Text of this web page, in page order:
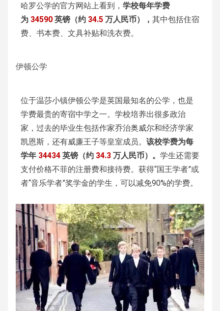
哈罗公学的官方网站上看到， 学校每年学费
为 34590 英镑（约 34.5 万人民币）， 其中包括住宿
费、书本费、文具补贴和洗衣费。
伊顿公学
位于温莎小镇伊顿公学是英国最知名的公学，也是
学费最贵的寄宿中学之一。学校培养出很多政治
家，过去的毕业生包括作家乔治奥威尔和经济学家
凯恩斯，还有威廉王子等皇室成员。 该校学费为每
学年 34434 英镑（约 34.3 万人民币）。 学生还需要
支付价格不菲的注册费和接待费。获得“国王学者”或
者“音乐学者”奖学金的学生，可以减免90%的学费。